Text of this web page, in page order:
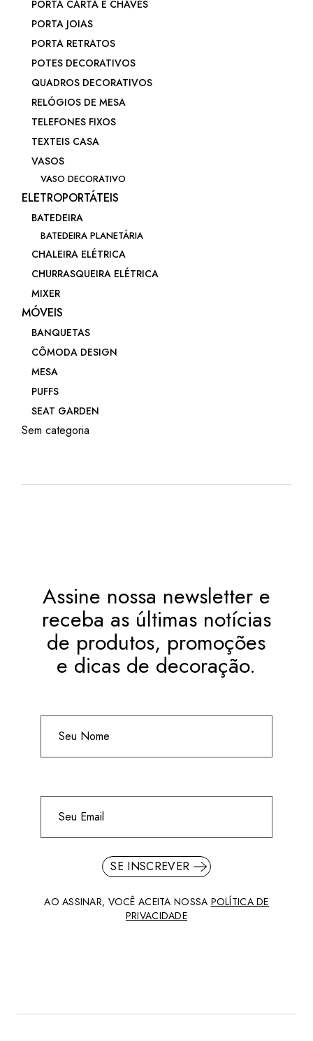
PORTA CARTA E CHAVES
PORTA JOIAS
PORTA RETRATOS
POTES DECORATIVOS
QUADROS DECORATIVOS
RELÓGIOS DE MESA
TELEFONES FIXOS
TEXTEIS CASA
VASOS
VASO DECORATIVO
ELETROPORTÁTEIS
BATEDEIRA
BATEDEIRA PLANETÁRIA
CHALEIRA ELÉTRICA
CHURRASQUEIRA ELÉTRICA
MIXER
MÓVEIS
BANQUETAS
CÔMODA DESIGN
MESA
PUFFS
SEAT GARDEN
Sem categoria
Assine nossa newsletter e
receba as últimas notícias
de produtos, promoções
e dicas de decoração.
SE INSCREVER
AO ASSINAR, VOCÊ ACEITA NOSSA POLÍTICA DE
PRIVACIDADE